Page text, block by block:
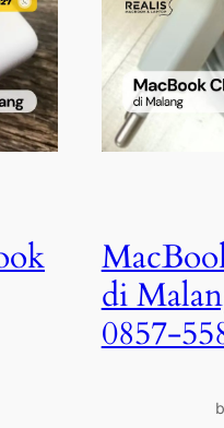
di
0857-